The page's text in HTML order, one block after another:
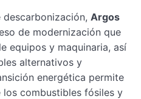
descarbonización, Argos
de modernización que
equipos y maquinaria, así
alternativos y
energética permite
combustibles fósiles y